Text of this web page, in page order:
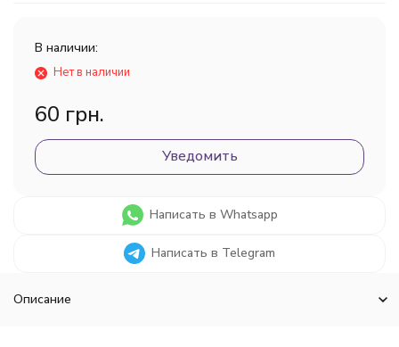
В наличии:
Нет в наличии
60 грн.
Уведомить
Написать в Whatsapp
Написать в Telegram
Описание